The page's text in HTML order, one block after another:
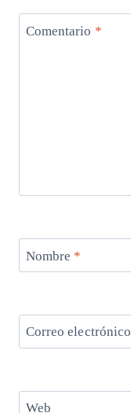
Comentario *
Nombre *
Correo electrónico
Web